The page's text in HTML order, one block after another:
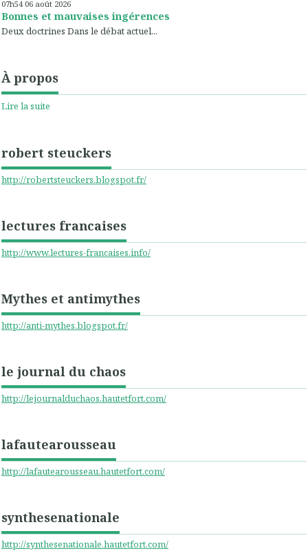
07h54 06 août 2026
Bonnes et mauvaises ingérences
Deux doctrines Dans le débat actuel...
À propos
Lire la suite
robert steuckers
http://robertsteuckers.blogspot.fr/
lectures francaises
http://www.lectures-francaises.info/
Mythes et antimythes
http://anti-mythes.blogspot.fr/
le journal du chaos
http://lejournalduchaos.hautetfort.com/
lafautearousseau
http://lafautearousseau.hautetfort.com/
synthesenationale
http://synthesenationale.hautetfort.com/